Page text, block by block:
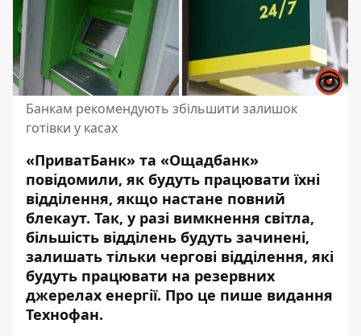
Банкам рекомендують збільшити залишок
готівки у касах
«ПриватБанк» та «Ощадбанк»
повідомили, як будуть працювати їхні
відділення, якщо настане повний
блекаут. Так, у разі вимкнення світла,
більшість відділень будуть зачинені,
залишать тільки чергові відділення, які
будуть працювати на резервних
джерелах енергії. Про це пише видання
Технофан.